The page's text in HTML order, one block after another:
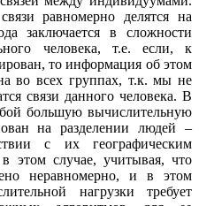
равномерно делятся на
заключается в сложности
человека, т.е. если, к
то информация об этом
во всех группах, т.к. мы не
связи данного человека. В
большую вычислительную
на разделении людей –
с их географическим
этом случае, учитывая, что
неравномерно, и в этом
нагрузки требует